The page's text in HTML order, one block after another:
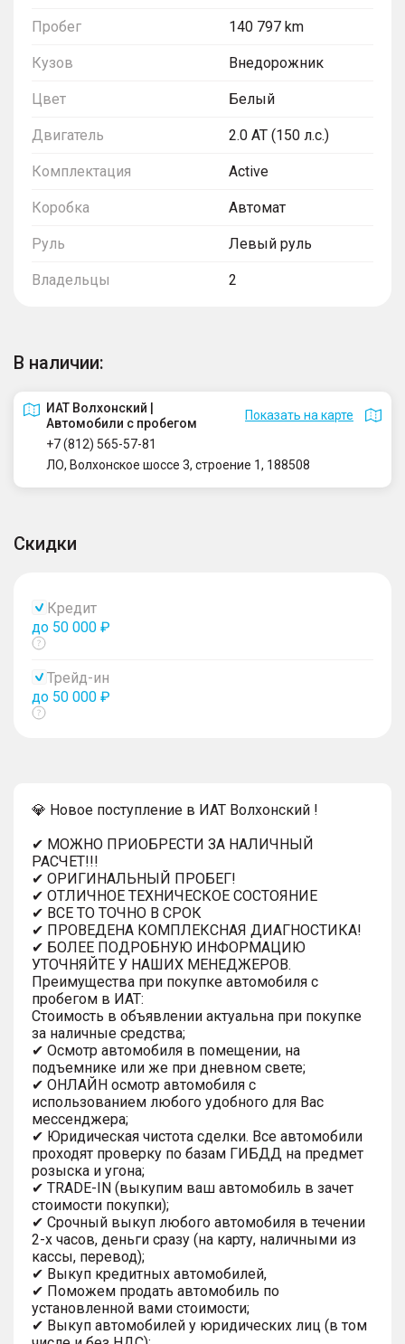
Пробег 140 797 km
Кузов Внедорожник
Цвет Белый
Двигатель 2.0 AT (150 л.с.)
Комплектация Active
Коробка Автомат
Руль Левый руль
Владельцы 2
В наличии:
ИАТ Волхонский |
Автомобили с пробегом
Показать на карте
+7 (812) 565-57-81
ЛО, Волхонское шоссе 3, строение 1, 188508
Скидки
Кредит
до 50 000 ₽
Показать
Трейд-ин
до 50 000 ₽
Показать
💎 Новое поступление в ИАТ Волхонский !
✔ МОЖНО ПРИОБРЕСТИ ЗА НАЛИЧНЫЙ
РАСЧЕТ!!!
✔ ОРИГИНАЛЬНЫЙ ПРОБЕГ!
✔ ОТЛИЧНОЕ ТЕХНИЧЕСКОЕ СОСТОЯНИЕ
✔ ВСЕ ТО ТОЧНО В СРОК
✔ ПРОВЕДЕНА КОМПЛЕКСНАЯ ДИАГНОСТИКА!
✔ БОЛЕЕ ПОДРОБНУЮ ИНФОРМАЦИЮ
УТОЧНЯЙТЕ У НАШИХ МЕНЕДЖЕРОВ.
Преимущества при покупке автомобиля с
пробегом в ИАТ:
Стоимость в объявлении актуальна при покупке
за наличные средства;
✔ Осмотр автомобиля в помещении, на
подъемнике или же при дневном свете;
✔ ОНЛАЙН осмотр автомобиля с
использованием любого удобного для Вас
мессенджера;
✔ Юридическая чистота сделки. Все автомобили
проходят проверку по базам ГИБДД на предмет
розыска и угона;
✔ TRADE-IN (выкупим ваш автомобиль в зачет
стоимости покупки);
✔ Срочный выкуп любого автомобиля в течении
2-х часов, деньги сразу (на карту, наличными из
кассы, перевод);
✔ Выкуп кредитных автомобилей,
✔ Поможем продать автомобиль по
установленной вами стоимости;
✔ Выкуп автомобилей у юридических лиц (в том